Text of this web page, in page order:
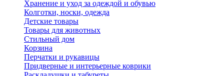
Хранение и уход за одеждой и обувью
Колготки, носки, одежда
Детские товары
Товары для животных
Стильный дом
Корзина
Перчатки и рукавицы
Придверные и интерьерные коврики